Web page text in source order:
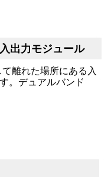
出力モジュール
離れた場所にある入
。デュアルバンド